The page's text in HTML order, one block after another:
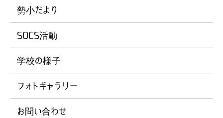
勢小だより
SOCS活動
学校の様子
フォトギャラリー
お問い合わせ